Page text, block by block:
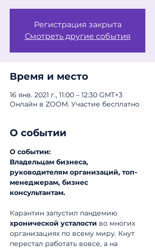
Регистрация закрыта
Смотреть другие события
Время и место
16 янв. 2021 г., 11:00 – 12:30 GMT+3
Онлайн в ZOOM. Участие бесплатно
О событии
О событии:
Владельцам бизнеса,
руководителям организаций, топ-
менеджерам, бизнес
консультантам.
Карантин запустил пандемию
хронической усталости во многих
организациях по всему миру. Кнут
перестал работать вовсе, а на